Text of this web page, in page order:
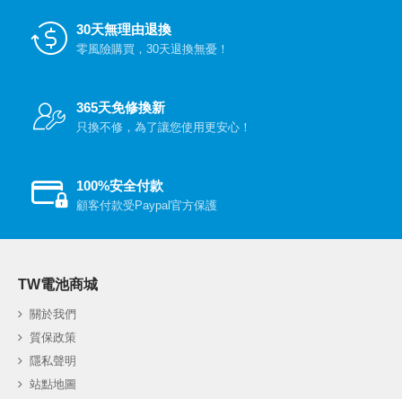
30天無理由退換
零風險購買，30天退換無憂！
365天免修換新
只換不修，為了讓您使用更安心！
100%安全付款
顧客付款受Paypal官方保護
TW電池商城
關於我們
質保政策
隱私聲明
站點地圖